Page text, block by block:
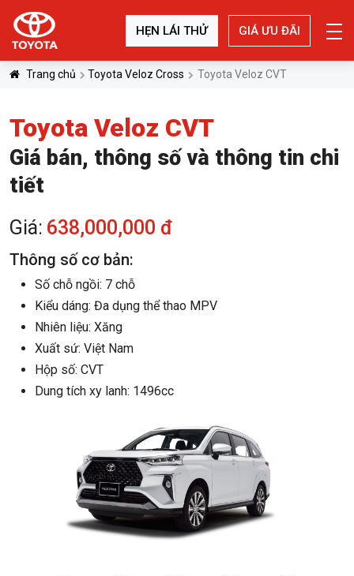
HẸN LÁI THỬ GIÁ ƯU ĐÃI
Trang chủ Toyota Veloz Cross Toyota Veloz CVT
Toyota Veloz CVT
Giá bán, thông số và thông tin chi
tiết
Giá: 638,000,000 đ
Thông số cơ bản:
Số chỗ ngồi: 7 chỗ
Kiểu dáng: Đa dụng thể thao MPV
Nhiên liệu: Xăng
Xuất sứ: Việt Nam
Hộp số: CVT
Dung tích xy lanh: 1496cc